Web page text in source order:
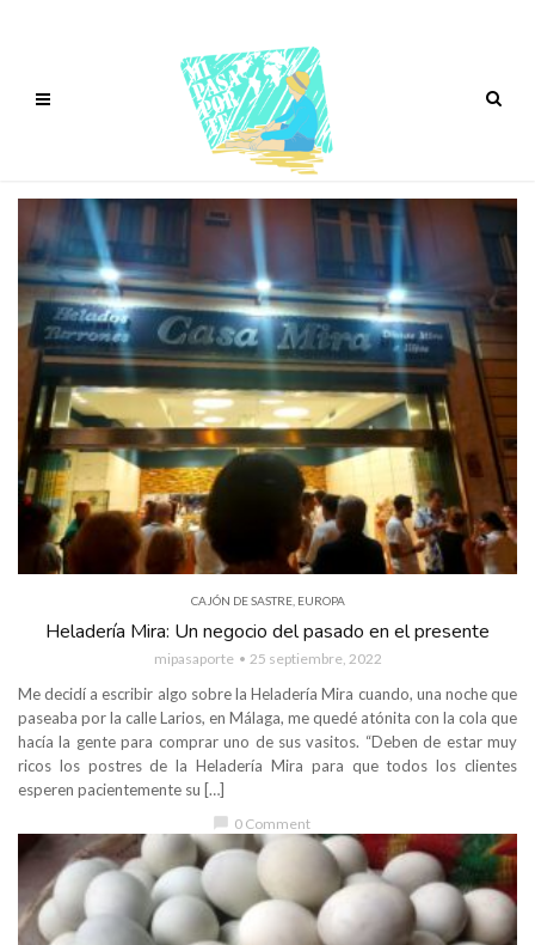
CAJÓN DE SASTRE, EUROPA
Heladería Mira: Un negocio del pasado en el presente
mipasaporte 25 septiembre, 2022
Me decidí a escribir algo sobre la Heladería Mira cuando, una noche que
paseaba por la calle Larios, en Málaga, me quedé atónita con la cola que
hacía la gente para comprar uno de sus vasitos. “Deben de estar muy
ricos los postres de la Heladería Mira para que todos los clientes
esperen pacientemente su […]
0 Comment